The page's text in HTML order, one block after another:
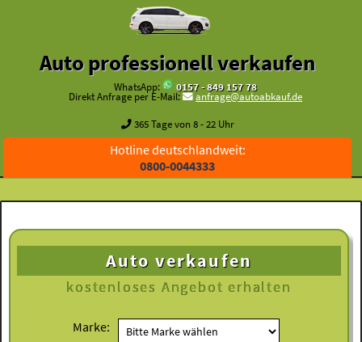
Auto professionell verkaufen
WhatsApp:
0157 - 849 157 78
Direkt Anfrage per E-Mail:
anfrage@autoabkauf.de
365 Tage von 8 - 22 Uhr
Hotline deutschlandweit:
0800-0044333
Auto verkaufen
kostenloses Angebot erhalten
Marke: